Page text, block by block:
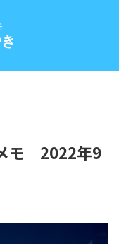
モ 2022年9